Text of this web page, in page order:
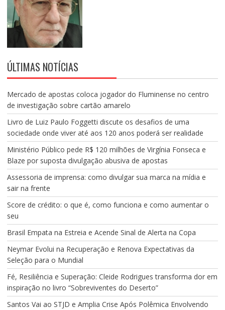
ÚLTIMAS NOTÍCIAS
Mercado de apostas coloca jogador do Fluminense no centro
de investigação sobre cartão amarelo
Livro de Luiz Paulo Foggetti discute os desafios de uma
sociedade onde viver até aos 120 anos poderá ser realidade
Ministério Público pede R$ 120 milhões de Virgínia Fonseca e
Blaze por suposta divulgação abusiva de apostas
Assessoria de imprensa: como divulgar sua marca na mídia e
sair na frente
Score de crédito: o que é, como funciona e como aumentar o
seu
Brasil Empata na Estreia e Acende Sinal de Alerta na Copa
Neymar Evolui na Recuperação e Renova Expectativas da
Seleção para o Mundial
Fé, Resiliência e Superação: Cleide Rodrigues transforma dor em
inspiração no livro “Sobreviventes do Deserto”
Santos Vai ao STJD e Amplia Crise Após Polêmica Envolvendo